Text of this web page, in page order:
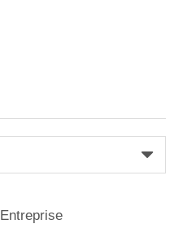
Entreprise